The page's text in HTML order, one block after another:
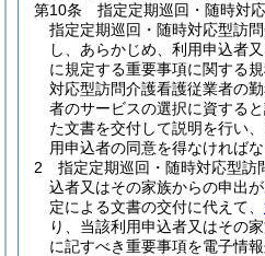
第10条
指定定期巡回・随時対
指定定期巡回・随時対応型訪
し、あらかじめ、利用申込者
に規定する重要事項に関する
対応型訪問介護看護従業者の
者のサービスの選択に資する
た文書を交付して説明を行い
用申込者の同意を得なければな
2
指定定期巡回・随時対応型訪
込者又はその家族からの申出が
定による文書の交付に代えて、
り、当該利用申込者又はその
に記すべき重要事項を電子情